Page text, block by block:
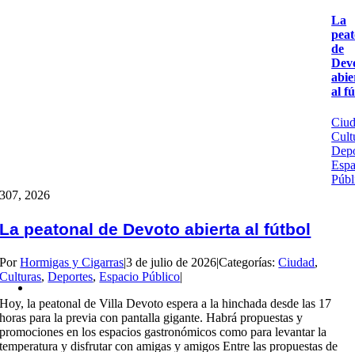
La
de
al
307, 2026
La peatonal de Devoto abierta al fútbol
PorHormigas y Cigarras|3 de julio de 2026|Categorías:Ciudad,
Culturas,Deportes,Espacio Público|
Hoy, la peatonal de Villa Devoto espera a la hinchada desde las 17
horas para la previa con pantalla gigante. Habrá propuestas y
promociones en los espacios gastronómicos como para levantar la
temperatura y disfrutar con amigas y amigos Entre las propuestas de